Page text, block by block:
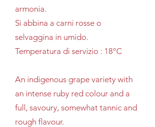
armonia.
Si abbina a carni rosse o
selvaggina in umido.
Temperatura di servizio : 18°C
An indigenous grape variety with
an intense ruby red colour and a
full, savoury, somewhat tannic and
rough flavour.